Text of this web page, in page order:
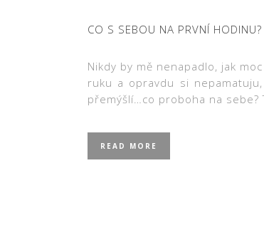
CO S SEBOU NA PRVNÍ HODINU?
Nikdy by mě nenapadlo, jak
ruku a opravdu si
přemýšlí…co proboha na sebe?
READ MORE